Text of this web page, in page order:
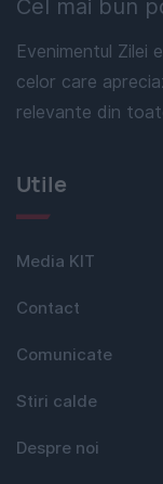
Cel mai bun
Evenimentul Zilei
celor care
relevante din
Utile
Media KIT
Contact
Comunicate
Stiri calde
Despre noi